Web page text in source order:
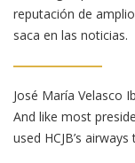
reputación de
saca en las noticias.
José María Velasco
And like most
used HCJB’s